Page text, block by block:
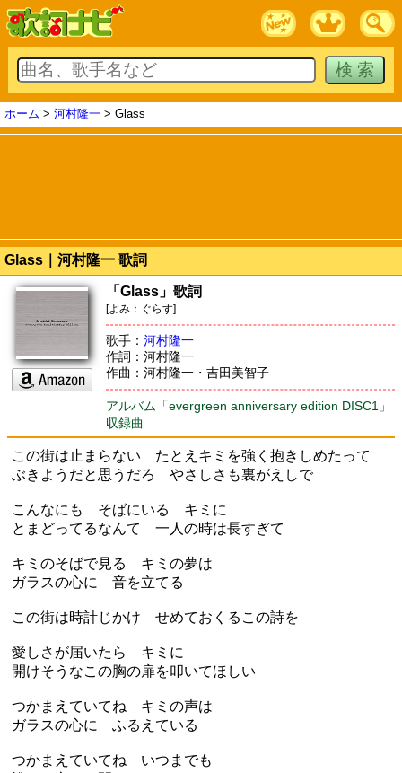
ホーム > 河村隆一 > Glass
Glass｜河村隆一 歌詞
「Glass」歌詞
[よみ：ぐらす]
歌手： 河村隆一
作詞：河村隆一
作曲：河村隆一・吉田美智子
アルバム「evergreen anniversary edition DISC1」
収録曲
この街は止まらない たとえキミを強く抱きしめたって
ぶきようだと思うだろ やさしさも裏がえしで
こんなにも そばにいる キミに
とまどってるなんて 一人の時は長すぎて
キミのそばで見る キミの夢は
ガラスの心に 音を立てる
この街は時計じかけ せめておくるこの詩を
愛しさが届いたら キミに
開けそうなこの胸の扉を叩いてほしい
つかまえていてね キミの声は
ガラスの心に ふるえている
つかまえていてね いつまでも